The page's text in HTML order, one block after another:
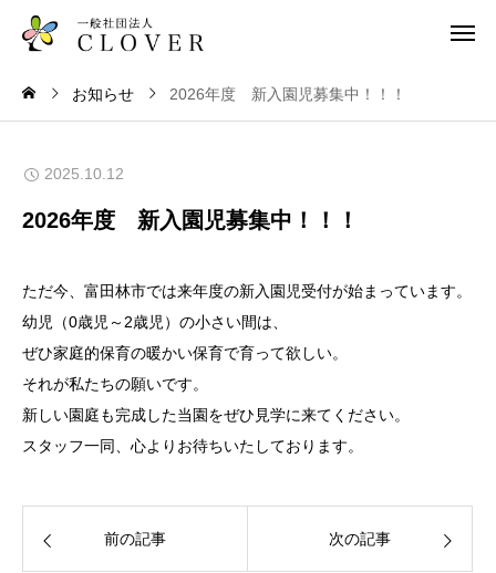
お知らせ 2026年度 新入園児募集中！！！
2025.10.12
2026年度 新入園児募集中！！！
ただ今、富田林市では来年度の新入園児受付が始まっています。
幼児（0歳児～2歳児）の小さい間は、
ぜひ家庭的保育の暖かい保育で育って欲しい。
それが私たちの願いです。
新しい園庭も完成した当園をぜひ見学に来てください。
スタッフ一同、心よりお待ちいたしております。
前の記事 次の記事